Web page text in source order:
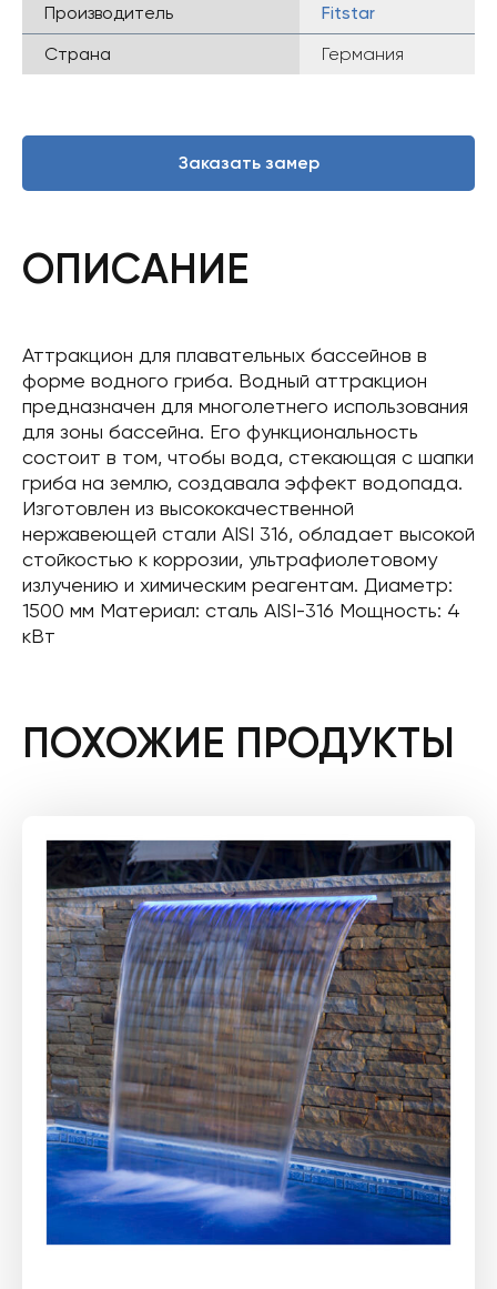
Производитель
Fitstar
Страна
Германия
Заказать замер
ОПИСАНИЕ
Аттракцион для плавательных бассейнов в
форме водного гриба. Водный аттракцион
предназначен для многолетнего использования
для зоны бассейна. Его функциональность
состоит в том, чтобы вода, стекающая с шапки
гриба на землю, создавала эффект водопада.
Изготовлен из высококачественной
нержавеющей стали AISI 316, обладает высокой
стойкостью к коррозии, ультрафиолетовому
излучению и химическим реагентам. Диаметр:
1500 мм Материал: сталь AISI-316 Мощность: 4
кВт
ПОХОЖИЕ ПРОДУКТЫ